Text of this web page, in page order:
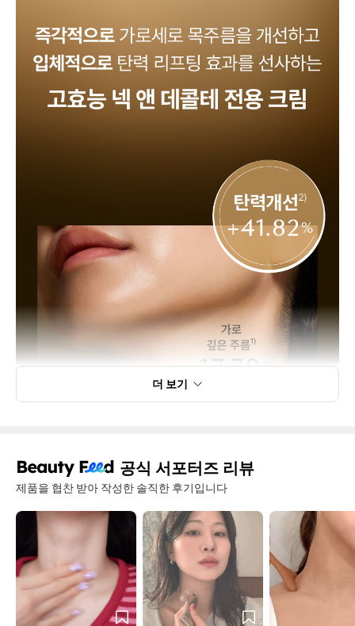
더 보기
공식 서포터즈 리뷰
제품을 협찬 받아 작성한 솔직한 후기입니다